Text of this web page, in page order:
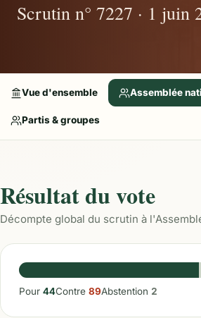
Scrutin n° 7227 · 1 juin
Vue d'ensemble Assemblée
Partis & groupes
Résultat du vote
Décompte global du scrutin à
Pour 44Contre 89Abstention 2